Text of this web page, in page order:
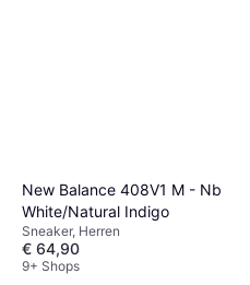
New Balance 408V1 M - Nb
White/Natural Indigo
Sneaker, Herren
€ 64,90
9+ Shops